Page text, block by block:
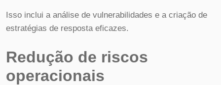
Isso inclui a análise de vulnerabilidades e a criação de
estratégias de resposta eficazes.
Redução de riscos
operacionais